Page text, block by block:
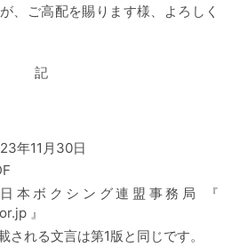
、ご高配を賜ります様、よろしく
記
年11月30日
ボクシング連盟事務局 『
』
れる文言は第1版と同じです。